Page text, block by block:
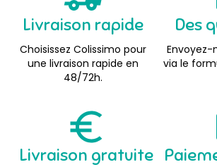
Livraison rapide
Choisissez Colissimo pour
une livraison rapide en
48/72h.
Des
Envoyez-
via le
Livraison gratuite